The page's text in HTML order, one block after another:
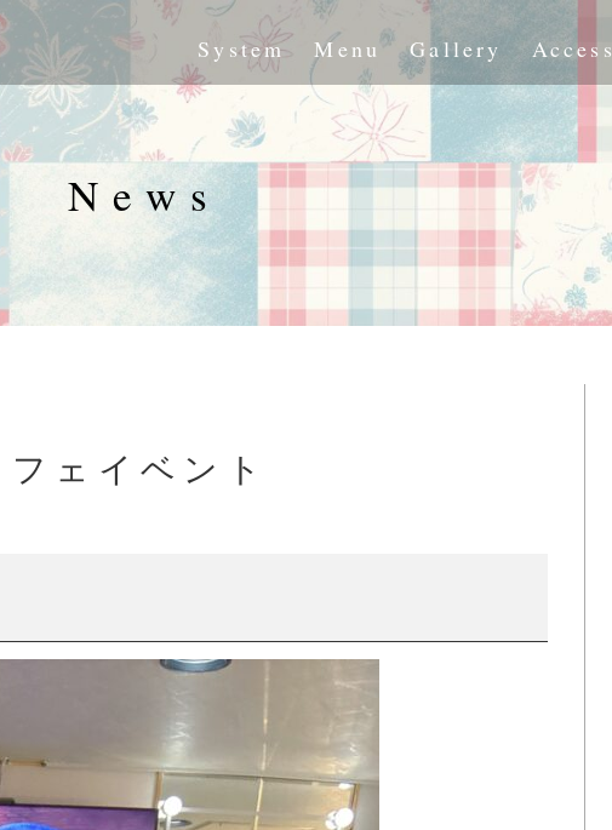
System Menu Gallery Access
News
ェイベント